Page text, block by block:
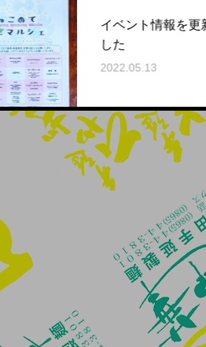
イベント情報を更新しま
した
2022.05.13